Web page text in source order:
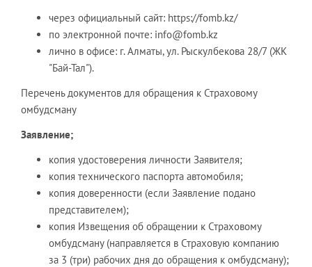
через официальный сайт: https://fomb.kz/
по электронной почте: info@fomb.kz
лично в офисе: г. Алматы, ул. Рыскулбекова 28/7 (ЖК
"Бай-Тал").
Перечень документов для обращения к Страховому
омбудсману
Заявление;
копия удостоверения личности Заявителя;
копия технического паспорта автомобиля;
копия доверенности (если Заявление подано
представителем);
копия Извещения об обращении к Страховому
омбудсману (направляется в Страховую компанию
за 3 (три) рабочих дня до обращения к омбудсману);